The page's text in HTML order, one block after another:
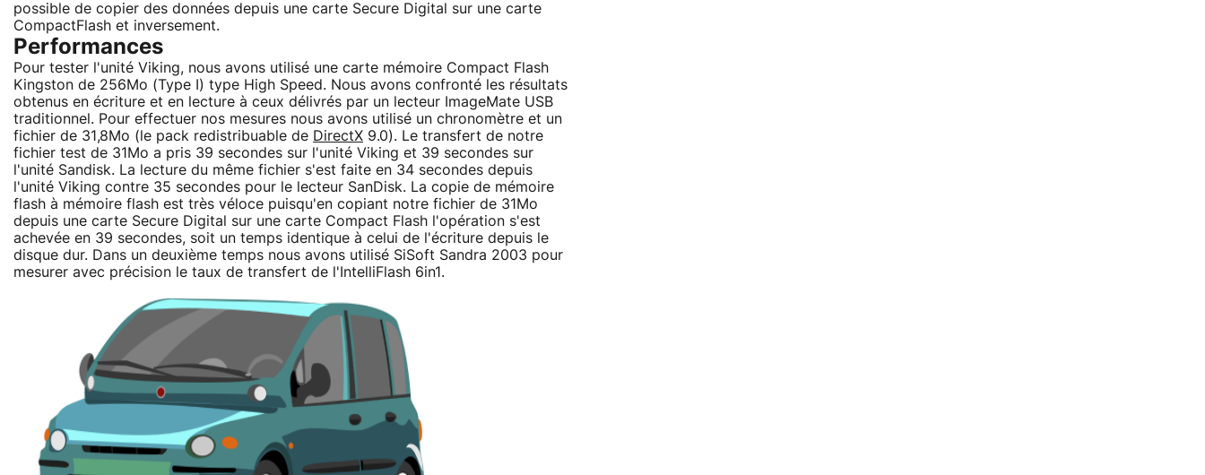
possible de copier des données depuis une carte Secure Digital sur une carte
CompactFlash et inversement.
Performances
Pour tester l'unité Viking, nous avons utilisé une carte mémoire Compact Flash
Kingston de 256Mo (Type I) type High Speed. Nous avons confronté les résultats
obtenus en écriture et en lecture à ceux délivrés par un lecteur ImageMate USB
traditionnel. Pour effectuer nos mesures nous avons utilisé un chronomètre et un
fichier de 31,8Mo (le pack redistribuable de DirectX 9.0). Le transfert de notre
fichier test de 31Mo a pris 39 secondes sur l'unité Viking et 39 secondes sur
l'unité Sandisk. La lecture du même fichier s'est faite en 34 secondes depuis
l'unité Viking contre 35 secondes pour le lecteur SanDisk. La copie de mémoire
flash à mémoire flash est très véloce puisqu'en copiant notre fichier de 31Mo
depuis une carte Secure Digital sur une carte Compact Flash l'opération s'est
achevée en 39 secondes, soit un temps identique à celui de l'écriture depuis le
disque dur. Dans un deuxième temps nous avons utilisé SiSoft Sandra 2003 pour
mesurer avec précision le taux de transfert de l'IntelliFlash 6in1.